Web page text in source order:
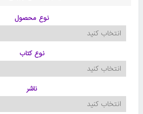
نوع محصول
نوع کتاب
ناشر